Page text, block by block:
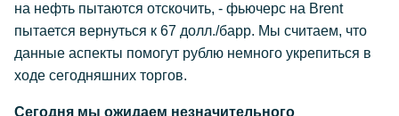
на нефть пытаются отскочить, - фьючерс на Brent
пытается вернуться к 67 долл./барр. Мы считаем, что
данные аспекты помогут рублю немного укрепиться в
ходе сегодняшних торгов.
Сегодня мы ожидаем незначительного